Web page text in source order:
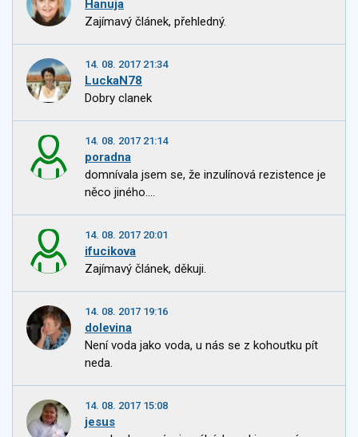
Hanuja
Zajímavý článek, přehledný.
14. 08. 2017 21:34
LuckaN78
Dobry clanek
14. 08. 2017 21:14
poradna
domnívala jsem se, že inzulínová rezistence je
něco jiného....
14. 08. 2017 20:01
ifucikova
Zajímavý článek, děkuji.
14. 08. 2017 19:16
dolevina
Není voda jako voda, u nás se z kohoutku pít
neda.
14. 08. 2017 15:08
jesus